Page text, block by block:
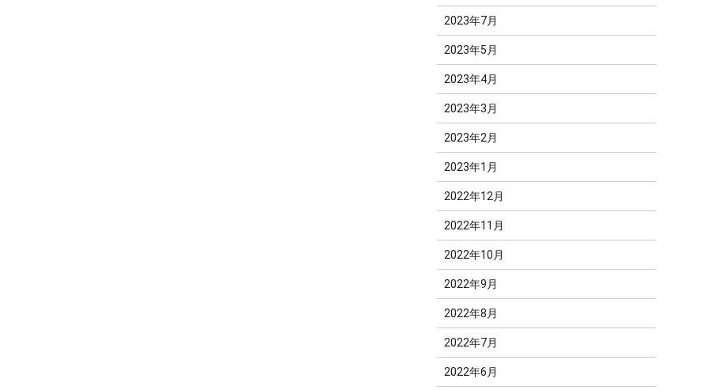
2023年7月
2023年5月
2023年4月
2023年3月
2023年2月
2023年1月
2022年12月
2022年11月
2022年10月
2022年9月
2022年8月
2022年7月
2022年6月